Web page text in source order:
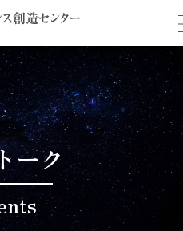
12月学内共同研究推進トー
ーク